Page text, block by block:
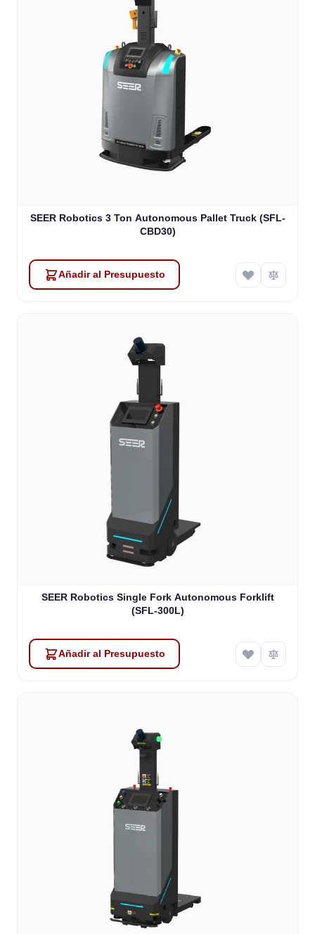
SEER Robotics 3 Ton Autonomous Pallet Truck (SFL-
CBD30)
Añadir al Presupuesto
SEER Robotics Single Fork Autonomous Forklift
(SFL-300L)
Añadir al Presupuesto